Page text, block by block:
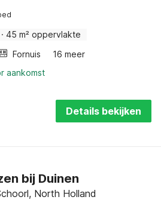
· 45 m² oppervlakte
Fornuis
16 meer
aankomst
Details bekijken
bij Duinen
North Holland